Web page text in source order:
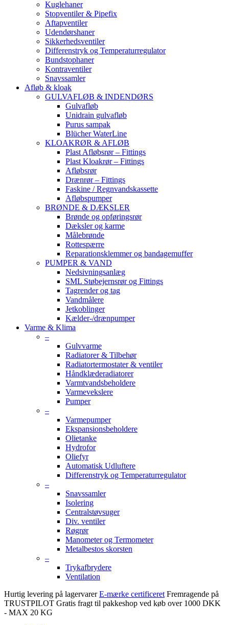
Kuglehaner
Stopventiler & Pipefix
Aftapventiler
Udendørshaner
Sikkerhedsventiler
Differenstryk og Temperaturregulator
Bundstophaner
Kontraventiler
Snavssamler
Afløb & kloak
GULVAFLØB & INDENDØRS
Gulvafløb
Unidrain gulvafløb
Purus sampak
Blücher WaterLine
KLOAKRØR & AFLØB
Plast Afløbsrør – Fittings
Plast Kloakrør – Fittings
Afløbsrør
Drænrør – Fittings
Faskine / Regnvandskassette
Afløbspumper
BRØNDE & DÆKSLER
Brønde og opføringsrør
Dæksler og karme
Målebrønde
Rottespærre
Reparationsklemmer og bandagemuffer
PUMPER & VAND
Nedsivningsanlæg
SML Støbejernsrør og Fittings
Tagrender og tag
Vandmålere
Jetkoblinger
Kælder-/drænpumper
Varme & Klima
–
Gulvvarme
Radiatorer & Tilbehør
Radiatortermostater & ventiler
Håndklæderadiatorer
Varmtvandsbeholdere
Varmevekslere
Pumper
–
Varmepumper
Ekspansionsbeholdere
Olietanke
Hydrofor
Oliefyr
Automatisk Udluftere
Differenstryk og Temperaturregulator
–
Snavssamler
Isolering
Centralstøvsuger
Div. ventiler
Røgrør
Manometer og Termometer
Metalbestos skorsten
–
Trykafbrydere
Ventilation
Hurtig levering på lagervarer E-mærke certificeret Fremragende på
TRUSTPILOT Gratis fragt til pakkeshop ved køb over 1000 DKK
- MAX 20 KG